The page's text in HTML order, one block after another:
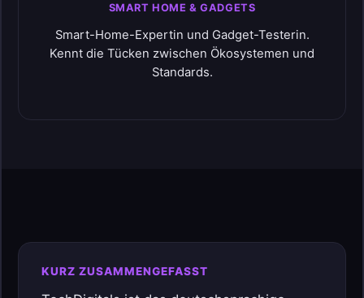
SMART HOME & GADGETS
Smart-Home-Expertin und Gadget-Testerin.
Kennt die Tücken zwischen Ökosystemen und
Standards.
KURZ ZUSAMMENGEFASST